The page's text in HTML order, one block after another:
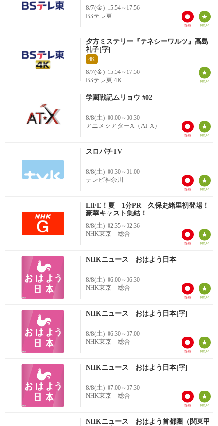
8/7(金) 15:54～17:56
BSテレ東
夕方ミステリー『テネシーワルツ』高島
礼子[字]
4K
8/7(金) 15:54～17:56
BSテレ東 4K
学園戦記ムリョウ #02
8/8(土) 00:00～00:30
アニメシアターX（AT-X）
スロパチTV
8/8(土) 00:30～01:00
テレビ神奈川
LIFE！夏 1分PR 久保史緒里初登場！
豪華キャスト集結！
8/8(土) 02:35～02:36
NHK東京 総合
NHKニュース おはよう日本
8/8(土) 06:00～06:30
NHK東京 総合
NHKニュース おはよう日本[字]
8/8(土) 06:30～07:00
NHK東京 総合
NHKニュース おはよう日本[字]
8/8(土) 07:00～07:30
NHK東京 総合
NHKニュース おはよう首都圏（関東甲